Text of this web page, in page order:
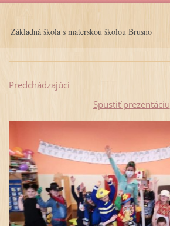
Základná škola s materskou školou Brusno
Predchádzajúci
Spustiť prezentáciu